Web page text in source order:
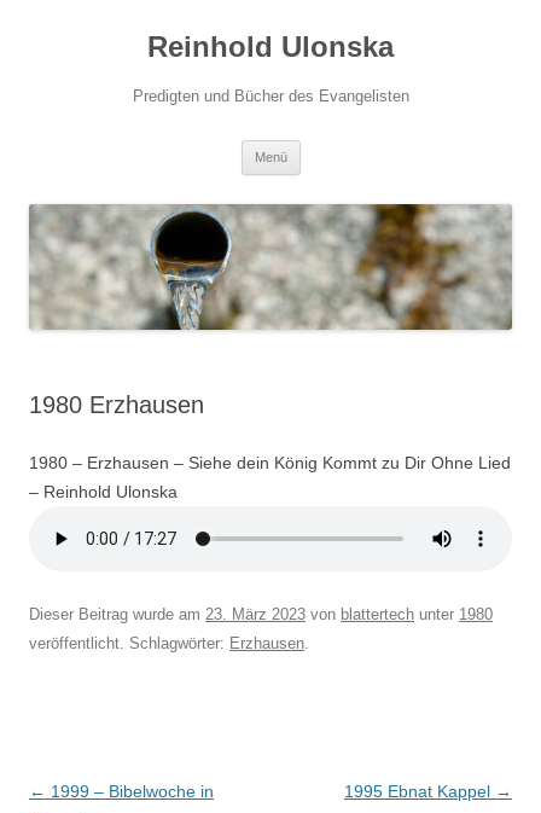
Reinhold Ulonska
Predigten und Bücher des Evangelisten
Menü
1980 Erzhausen
1980 – Erzhausen – Siehe dein König Kommt zu Dir Ohne Lied
– Reinhold Ulonska
Dieser Beitrag wurde am 23. März 2023 von blattertech unter 1980
veröffentlicht. Schlagwörter: Erzhausen
Beitragsnavigation
← 1999 – Bibelwoche in
1995 Ebnat Kappel →